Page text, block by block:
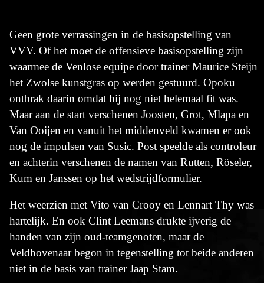
Geen grote verrassingen in de basisopstelling van
VVV. Of het moet de offensieve basisopstelling zijn
waarmee de Venlose equipe door trainer Maurice Steijn
het Zwolse kunstgras op werden gestuurd. Opoku
ontbrak daarin omdat hij nog niet helemaal fit was.
Maar aan de start verschenen Joosten, Grot, Mlapa en
Van Ooijen en vanuit het middenveld kwamen er ook
nog de impulsen van Susic. Post speelde als controleur
en achterin verschenen de namen van Rutten, Röseler,
Kum en Janssen op het wedstrijdformulier.
Het weerzien met Vito van Crooy en Lennart Thy was
hartelijk. En ook Clint Leemans drukte ijverig de
handen van zijn oud-teamgenoten, maar de
Veldhovenaar begon in tegenstelling tot beide anderen
niet in de basis van trainer Jaap Stam.